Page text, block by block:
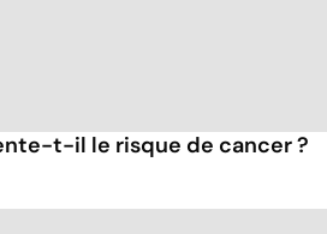
t-il le risque de cancer ?